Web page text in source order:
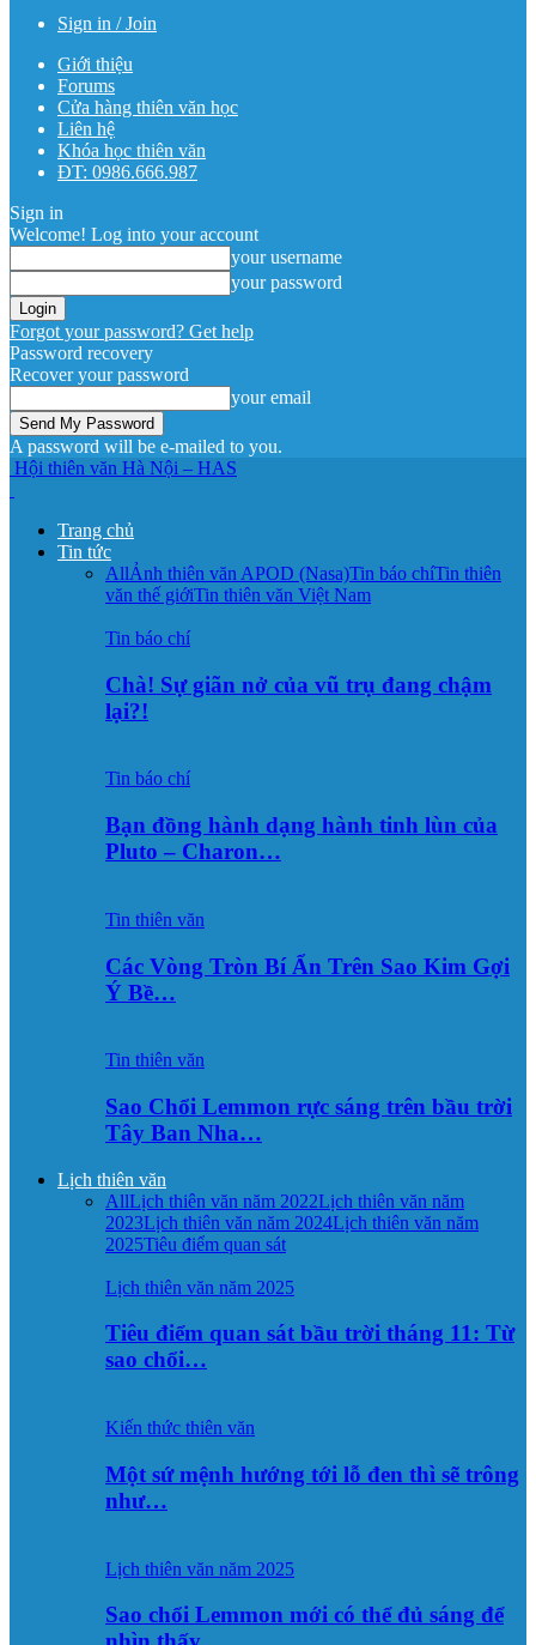
Sign in / Join
Giới thiệu
Forums
Cửa hàng thiên văn học
Liên hệ
Khóa học thiên văn
ĐT: 0986.666.987
Sign in
Welcome! Log into your account
your username
your password
Forgot your password? Get help
Password recovery
Recover your password
your email
A password will be e-mailed to you.
Hội thiên văn Hà Nội – HAS
Trang chủ
Tin tức
AllẢnh thiên văn APOD (Nasa)Tin báo chíTin thiên
văn thế giớiTin thiên văn Việt Nam
Tin báo chí
Chà! Sự giãn nở của vũ trụ đang chậm
lại?!
Tin báo chí
Bạn đồng hành dạng hành tinh lùn của
Pluto – Charon…
Tin thiên văn
Các Vòng Tròn Bí Ẩn Trên Sao Kim Gợi
Ý Bề…
Tin thiên văn
Sao Chổi Lemmon rực sáng trên bầu trời
Tây Ban Nha…
Lịch thiên văn
AllLịch thiên văn năm 2022Lịch thiên văn năm
2023Lịch thiên văn năm 2024Lịch thiên văn năm
2025Tiêu điểm quan sát
Lịch thiên văn năm 2025
Tiêu điểm quan sát bầu trời tháng 11: Từ
sao chổi…
Kiến thức thiên văn
Một sứ mệnh hướng tới lỗ đen thì sẽ trông
như…
Lịch thiên văn năm 2025
Sao chổi Lemmon mới có thể đủ sáng để